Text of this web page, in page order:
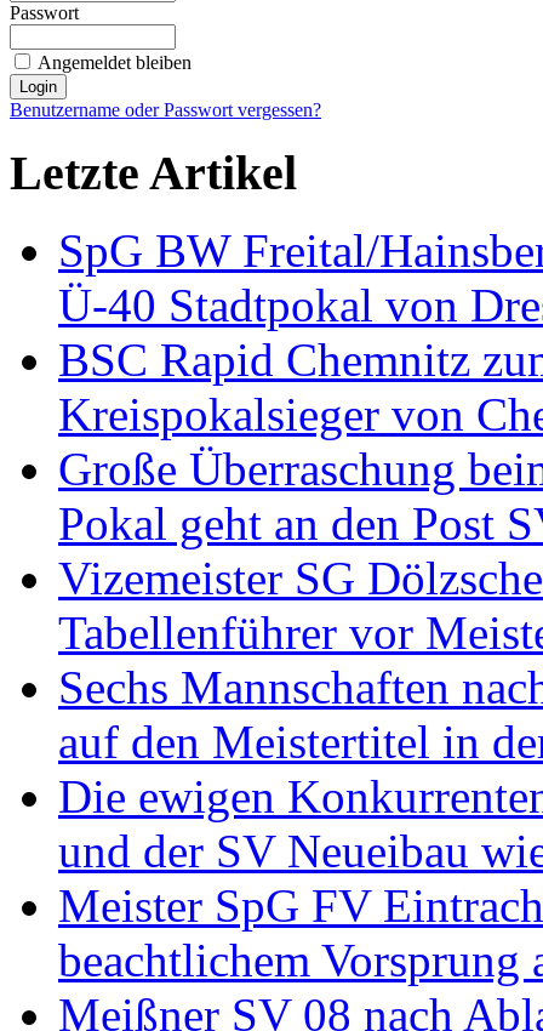
Passwort
Angemeldet bleiben
Benutzername oder Passwort vergessen?
Letzte Artikel
SpG BW Freital/
Ü-40 Stadtpokal von
BSC Rapid Chemnitz
Kreispokalsieger von
Große Überraschung
Pokal geht an den Post
Vizemeister SG
Tabellenführer vor
Sechs Mannschaften
auf den Meistertitel in
Die ewigen
und der SV Neueibau
Meister SpG FV
beachtlichem Vorsprung
Meißner SV 08 nach